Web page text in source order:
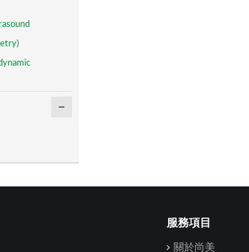
服務項目
關於尚美